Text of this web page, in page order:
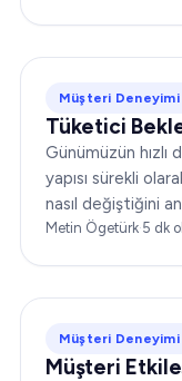
Müşteri Deneyimi
Tüketici
Günümüzün
yapısı sürekli
nasıl değiştiğini
ortamda başarılı
Metin Ögetürk·5 dk
Müşteri Deneyimi
Müşteri